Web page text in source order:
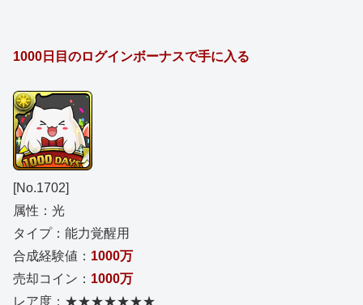
1000日目のログインボーナスで手に入る
[No.1702]
属性：光
タイプ：能力覚醒用
合成経験値： 1000万
売却コイン： 1000万
レア度：★★★★★★★